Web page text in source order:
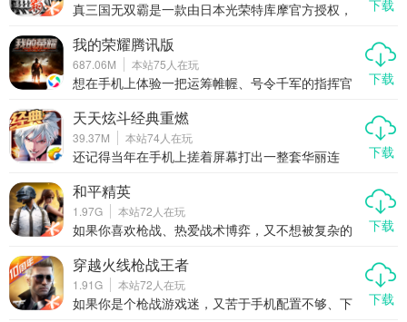
论是通勤途中还是休息时间，都能让你轻松上手、
带来成就感的休闲游戏，那么蛋蛋助手绝对值得你
一试。
真三国无双霸是一款由日本光荣特库摩官方授权，
的“真三国无双”系列为蓝本，完美还原了主机端的核
心玩法与精髓，同时针对移动端进行了优化和创
新。玩家可以化身三国时期的猛将，体验一骑当千
的快感，感受群雄逐鹿、乱世纷争的独特魅力。游
手机平台的新特性，让玩家随时随地都能享受热血
沸腾的战斗乐趣。
下载
我的荣耀腾讯版
687.06M 本站75 人在玩
想在手机上体验一把运筹帷幄、号令千军的指挥官
权？那就别错过最近火出圈的我的荣耀腾讯版！这
可不是那种点点点就能通关的挂机游戏，而是一款
真刀真枪拼策略、拼操作、拼联盟智慧的多人在线
战争手游。在这里，你不是一个人在战斗，而是作
练部队、研发科技，联合战友一步步打下江山。资
源争夺、领土扩张、间谍渗透、联盟博弈……所有
你能想到的战争戏码，这里全都有。如果你厌倦了
千篇一律的割草玩法，渴望一场真正烧脑又热血的
全球大战，那我的荣耀腾讯版绝
下载
天天炫斗经典重燃
39.37M 本站74 人在玩
还记得当年在手机上搓着屏幕打出一整套华丽连
数动作游戏爱好者热血沸腾的《天天炫斗》回来
了！不是换皮，不是缝合，而是真真正正的经典重
燃——2025全新版本天天炫斗经典重燃强势上线，
原班手感回归，打击感拉满，连招系统全面进化，
旧，更是一场动作手游的全面觉醒。
下载
和平精英
1.97G 本站72 人在玩
如果你喜欢枪战、热爱战术博弈，又不想被复杂的
吃鸡游戏。它不只是简单的射击手游，而是一场融
合了策略、反应和团队协作的指尖战场。从画质到
手感，从地图设计到社交体验，每一个细节都在告
诉你：这才是真正的移动端战术竞技。
下载
穿越火线枪战王者
1.91G 本站72 人在玩
如果你是个枪战游戏迷，又苦于手机配置不够、下
下载